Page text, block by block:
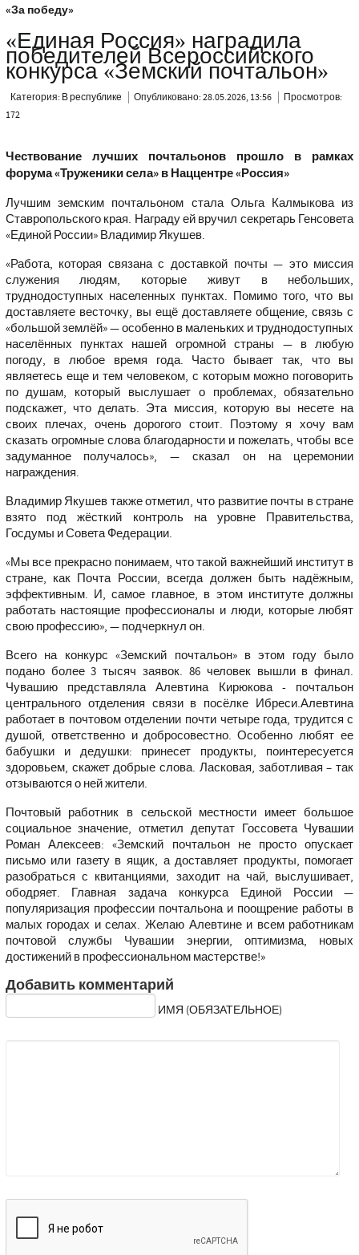
«За победу»
«Единая Россия» наградила
победителей Всероссийского
конкурса «Земский почтальон»
Категория: В республике Опубликовано: 28.05.2026, 13:56
Просмотров:
172
Чествование лучших почтальонов прошло в рамках
форума «Труженики села» в Наццентре «Россия»
Лучшим земским почтальоном стала Ольга Калмыкова из
Ставропольского края. Награду ей вручил секретарь Генсовета
«Единой России» Владимир Якушев.
«Работа, которая связана с доставкой почты — это миссия
служения людям, которые живут в небольших,
труднодоступных населенных пунктах. Помимо того, что вы
доставляете весточку, вы ещё доставляете общение, связь с
«большой землёй» — особенно в маленьких и труднодоступных
населённых пунктах нашей огромной страны — в любую
погоду, в любое время года. Часто бывает так, что вы
являетесь еще и тем человеком, с которым можно поговорить
по душам, который выслушает о проблемах, обязательно
подскажет, что делать. Эта миссия, которую вы несете на
своих плечах, очень дорогого стоит. Поэтому я хочу вам
сказать огромные слова благодарности и пожелать, чтобы все
задуманное получалось», — сказал он на церемонии
награждения.
Владимир Якушев также отметил, что развитие почты в стране
взято под жёсткий контроль на уровне Правительства,
Госдумы и Совета Федерации.
«Мы все прекрасно понимаем, что такой важнейший институт в
стране, как Почта России, всегда должен быть надёжным,
эффективным. И, самое главное, в этом институте должны
работать настоящие профессионалы и люди, которые любят
свою профессию», — подчеркнул он.
Всего на конкурс «Земский почтальон» в этом году было
подано более 3 тысяч заявок. 86 человек вышли в финал.
Чувашию представляла Алевтина Кирюкова - почтальон
центрального отделения связи в посёлке Ибреси.Алевтина
работает в почтовом отделении почти четыре года, трудится с
душой, ответственно и добросовестно. Особенно любят ее
бабушки и дедушки: принесет продукты, поинтересуется
здоровьем, скажет добрые слова. Ласковая, заботливая – так
отзываются о ней жители.
Почтовый работник в сельской местности имеет большое
социальное значение, отметил депутат Госсовета Чувашии
Роман Алексеев: «Земский почтальон не просто опускает
письмо или газету в ящик, а доставляет продукты, помогает
разобраться с квитанциями, заходит на чай, выслушивает,
ободряет. Главная задача конкурса Единой России —
популяризация профессии почтальона и поощрение работы в
малых городах и селах. Желаю Алевтине и всем работникам
почтовой службы Чувашии энергии, оптимизма, новых
достижений в профессиональном мастерстве!»
Добавить комментарий
ИМЯ (ОБЯЗАТЕЛЬНОЕ)